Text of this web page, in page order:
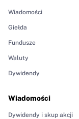
Wiadomości
Giełda
Fundusze
Waluty
Dywidendy
Wiadomości
Dywidendy i skup akcji